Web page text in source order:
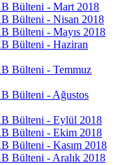
Bülteni - Mart 2018
Bülteni - Nisan 2018
Bülteni - Mayıs 2018
Bülteni - Haziran
Bülteni - Temmuz
Bülteni - Ağustos
Bülteni - Eylül 2018
Bülteni - Ekim 2018
Bülteni - Kasım 2018
Bülteni - Aralık 2018